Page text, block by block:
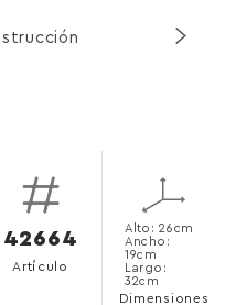
42664
Artículo
Alto: 26cm
Ancho:
19cm
Largo:
32cm
Dimensiones